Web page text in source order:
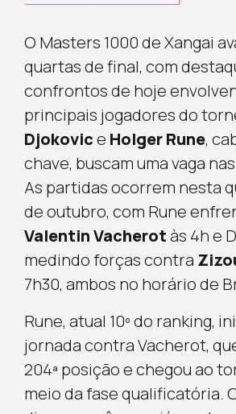
O Masters 1000 de Xangai
quartas de final, com
confrontos de hoje
principais jogadores do
Djokovice Holger Rune,
chave, buscam uma vaga
As partidas ocorrem nesta
de outubro, com Rune
Valentin Vacherotàs 4h e
medindo forças contra
7h30, ambos no horário de
Rune, atual 10º do ranking,
jornada contra Vacherot,
204ª posição e chegou ao
meio da fase qualificatória.